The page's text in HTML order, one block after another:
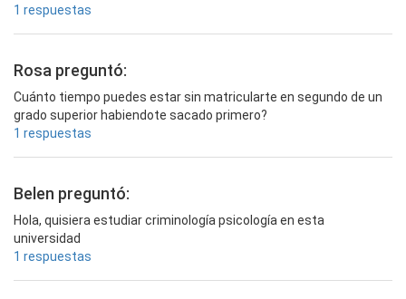
1 respuestas
Rosa preguntó:
Cuánto tiempo puedes estar sin matricularte en segundo de un
grado superior habiendote sacado primero?
1 respuestas
Belen preguntó:
Hola, quisiera estudiar criminología psicología en esta
universidad
1 respuestas